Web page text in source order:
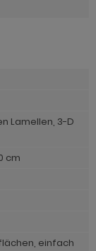
Lamellen, 3-D
cm
einfach